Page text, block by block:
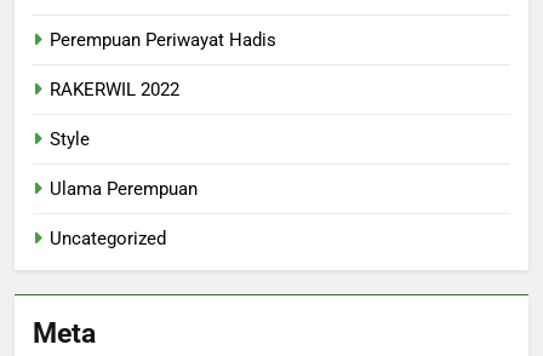
Perempuan Periwayat Hadis
RAKERWIL 2022
Style
Ulama Perempuan
Uncategorized
Meta